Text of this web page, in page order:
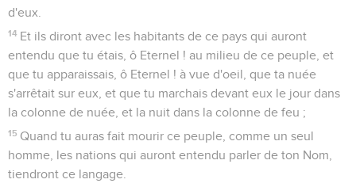
d'eux.
14 Et ils diront avec les habitants de ce pays qui auront
entendu que tu étais, ô Eternel ! au milieu de ce peuple, et
que tu apparaissais, ô Eternel ! à vue d'oeil, que ta nuée
s'arrêtait sur eux, et que tu marchais devant eux le jour dans
la colonne de nuée, et la nuit dans la colonne de feu ;
15 Quand tu auras fait mourir ce peuple, comme un seul
homme, les nations qui auront entendu parler de ton Nom,
tiendront ce langage.